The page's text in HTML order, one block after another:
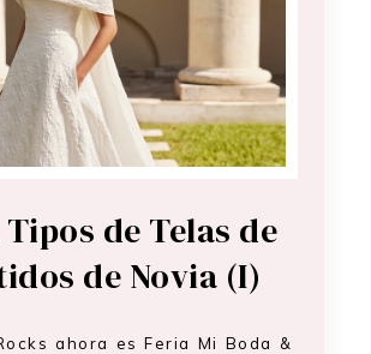
de Telas de
de Novia (I)
ahora es Feria Mi Boda &